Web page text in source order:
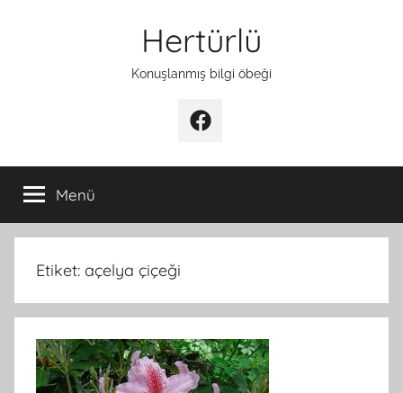
Hertürlü
Konuşlanmış bilgi öbeği
Facebook
Menü
Etiket: açelya çiçeği